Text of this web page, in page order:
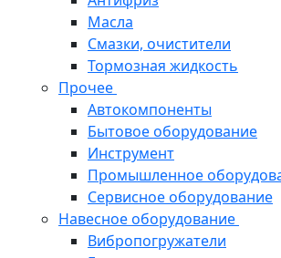
Масла
Смазки, очистители
Тормозная жидкость
Прочее
Автокомпоненты
Бытовое оборудование
Инструмент
Промышленное
Сервисное оборудование
Навесное оборудование
Вибропогружатели